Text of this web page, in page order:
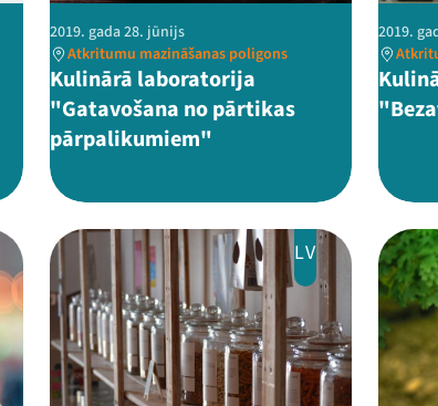
2019. gada 28. jūnijs
Atkritumu mazināšanas poligons
Kulinārā laboratorija
"Gatavošana no pārtikas
pārpalikumiem"
2019.
LV